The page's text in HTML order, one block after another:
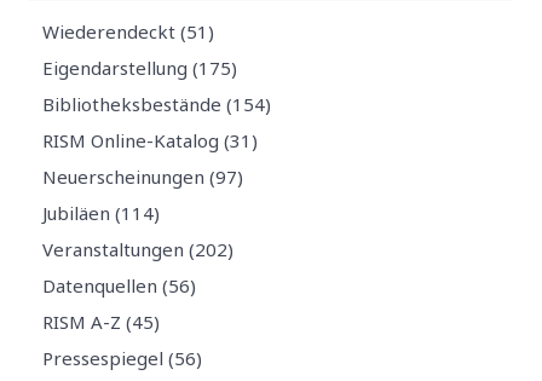
Wiederendeckt (51)
Eigendarstellung (175)
Bibliotheksbestände (154)
RISM Online-Katalog (31)
Neuerscheinungen (97)
Jubiläen (114)
Veranstaltungen (202)
Datenquellen (56)
RISM A-Z (45)
Pressespiegel (56)